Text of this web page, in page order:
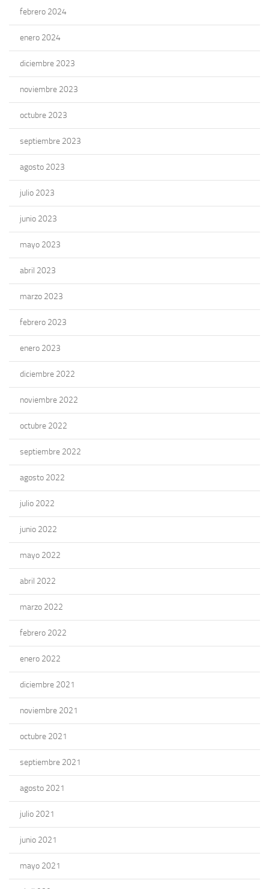
febrero 2024
enero 2024
diciembre 2023
noviembre 2023
octubre 2023
septiembre 2023
agosto 2023
julio 2023
junio 2023
mayo 2023
abril 2023
marzo 2023
febrero 2023
enero 2023
diciembre 2022
noviembre 2022
octubre 2022
septiembre 2022
agosto 2022
julio 2022
junio 2022
mayo 2022
abril 2022
marzo 2022
febrero 2022
enero 2022
diciembre 2021
noviembre 2021
octubre 2021
septiembre 2021
agosto 2021
julio 2021
junio 2021
mayo 2021